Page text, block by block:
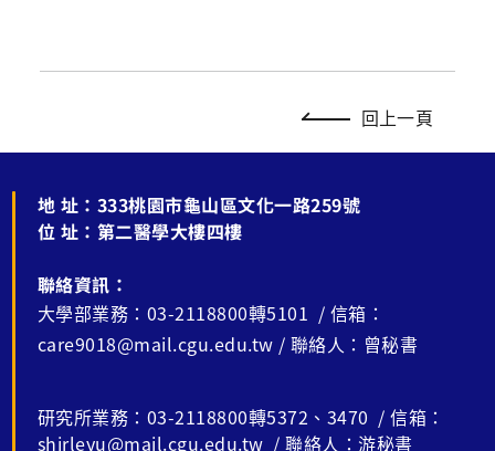
回上一頁
地 址： 333桃園市龜山區文化一路259號
位 址： 第二醫學大樓四樓
聯絡資訊：
大學部業務：03-2118800轉5101 / 信箱：
care9018@mail.cgu.edu.tw / 聯絡人：曾秘書
研究所業務：03-2118800轉5372、3470 / 信箱：
shirleyu@mail.cgu.edu.tw / 聯絡人：游秘書